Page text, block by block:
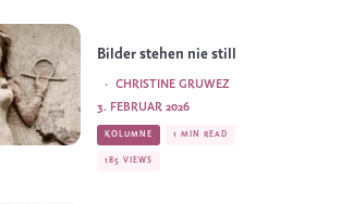
Bilder stehen nie still
CHRISTINE GRUWEZ
·
3. FEBRUAR 2026
KOLUMNE 1 MIN READ
185 VIEWS